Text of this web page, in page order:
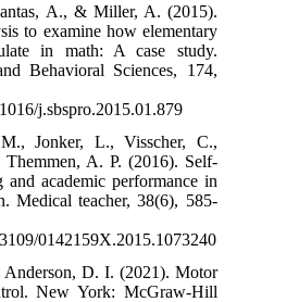
16. Lau, C.,
Using
students self-
Procedia-
17. Lucieer,
Rikers, R. M.,
regulated
medical
https://doi.org/
18. Magill, R.,
learning and